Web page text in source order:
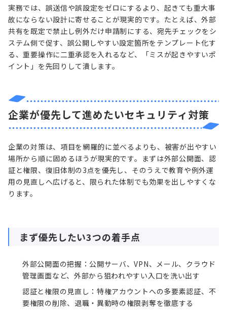
実務では、誤送信や誤設定をゼロにするより、起きても重大事
故にならない設計に寄せることが現実的です。たとえば、外部
共有を既定で禁止し例外だけ申請制にする、宛先チェックをシ
ステム側で促す、誤公開しやすい設定箇所をテンプレート化す
る、重要操作に二重承認を入れるなど、「ミスが起きやすいポ
イント」を先回りして潰します。
企業が優先して進めたいセキュリティ対策
企業の対策は、項目を網羅的に並べるよりも、被害が出やすい
場所から順に固めるほうが現実的です。まずは外部公開面、認
証と権限、復旧体制の3点を優先し、そのうえで教育や例外運
用の見直しへ広げると、限られた体制でも効果を出しやすくな
ります。
まず優先したい3つの着手点
外部公開面の把握：公開サーバ、VPN、メール、クラウド
管理画面など、外部から狙われやすい入口を洗い出す
認証と権限の見直し：特権アカウントへの多要素認証、不
要権限の削除、退職・異動時の権限剥奪を徹底する